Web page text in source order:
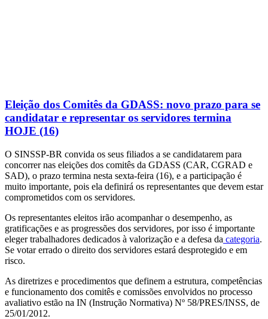
Eleição dos Comitês da GDASS: novo prazo para se
candidatar e representar os servidores termina
HOJE (16)
O SINSSP-BR convida os seus filiados a se candidatarem para
concorrer nas eleições dos comitês da GDASS (CAR, CGRAD e
SAD), o prazo termina nesta sexta-feira (16), e a participação é
muito importante, pois ela definirá os representantes que devem estar
comprometidos com os servidores.
Os representantes eleitos irão acompanhar o desempenho, as
gratificações e as progressões dos servidores, por isso é importante
eleger trabalhadores dedicados à valorização e a defesa da categoria.
Se votar errado o direito dos servidores estará desprotegido e em
risco.
As diretrizes e procedimentos que definem a estrutura, competências
e funcionamento dos comitês e comissões envolvidos no processo
avaliativo estão na IN (Instrução Normativa) Nº 58/PRES/INSS, de
25/01/2012.